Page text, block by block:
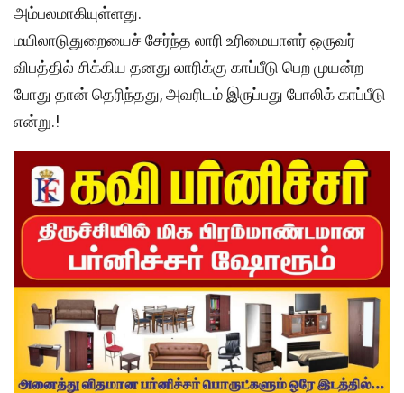
அம்பலமாகியுள்ளது.
மயிலாடுதுறையைச் சேர்ந்த லாரி உரிமையாளர் ஒருவர்
விபத்தில் சிக்கிய தனது லாரிக்கு காப்பீடு பெற முயன்ற
போது தான் தெரிந்தது, அவரிடம் இருப்பது போலிக் காப்பீடு
என்று.!